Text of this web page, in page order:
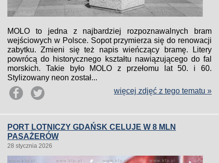
MOLO to jedna z najbardziej rozpoznawalnych bram
wejściowych w Polsce. Sopot przymierza się do renowacji
zabytku. Zmieni się też napis wieńczący bramę. Litery
powrócą do historycznego kształtu nawiązującego do fal
morskich. Takie było MOLO z przełomu lat 50. i 60.
Stylizowany neon został...
więcej zdjęć z tego tematu »
PORT LOTNICZY GDAŃSK CELUJE W 8 MLN
PASAŻERÓW
28 stycznia 2026